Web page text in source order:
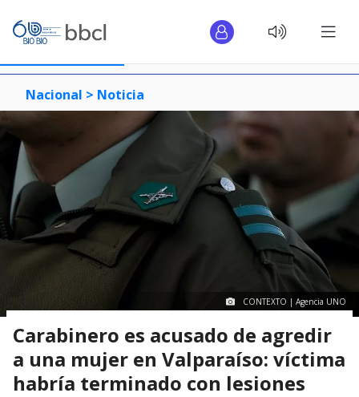
Nacional > Noticia
CONTEXTO | Agencia UNO
Carabinero es acusado de agredir
a una mujer en Valparaíso: víctima
habría terminado con lesiones